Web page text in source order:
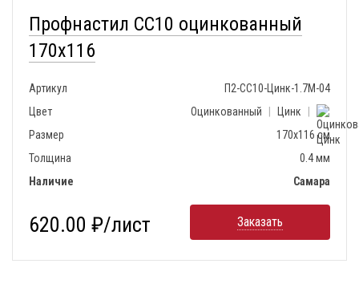
Профнастил СС10 оцинкованный
170х116
Артикул
П2-СС10-Цинк-1.7М-04
Цвет
Оцинкованный Цинк
Размер
170х116 см
Толщина
0.4 мм
Наличие
Самара
620.00 ₽/лист Заказать